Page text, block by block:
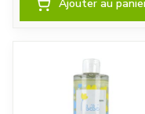
Ajouter au